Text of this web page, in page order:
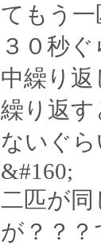
てもう
３０秒
中繰り
繰り返
ないぐ
&#160;
二匹が
が？？？